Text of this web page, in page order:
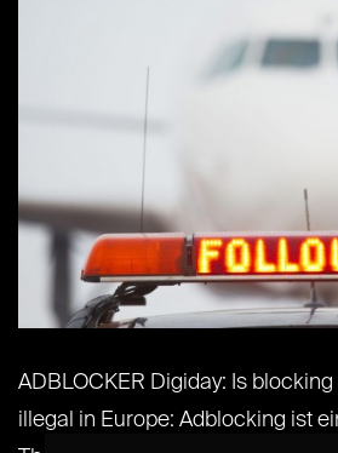
ADBLOCKER Digiday: Is
illegal in Europe: Adblocking ist